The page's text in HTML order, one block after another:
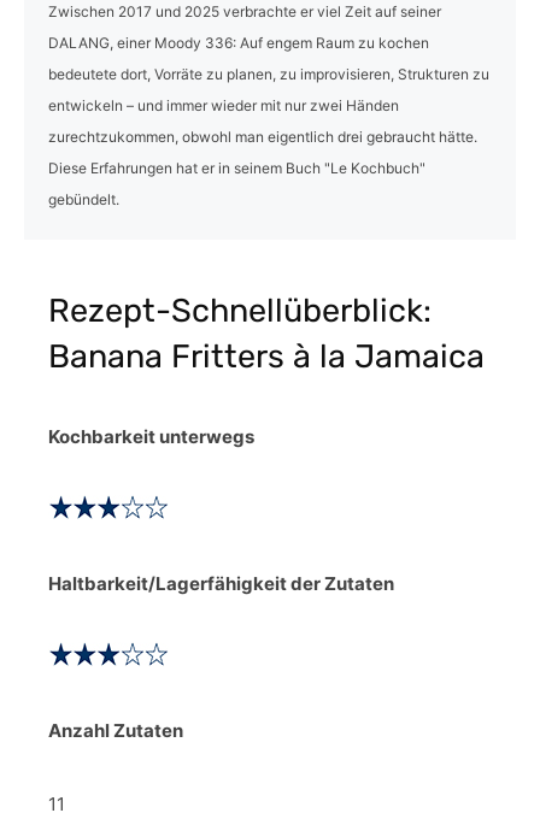
Zwischen 2017 und 2025 verbrachte er viel Zeit auf seiner
DALANG, einer Moody 336: Auf engem Raum zu kochen
bedeutete dort, Vorräte zu planen, zu improvisieren, Strukturen zu
entwickeln – und immer wieder mit nur zwei Händen
zurechtzukommen, obwohl man eigentlich drei gebraucht hätte.
Diese Erfahrungen hat er in seinem Buch "Le Kochbuch"
gebündelt.
Rezept-Schnellüberblick:
Banana Fritters à la Jamaica
Kochbarkeit unterwegs
Haltbarkeit/Lagerfähigkeit der Zutaten
Anzahl Zutaten
11